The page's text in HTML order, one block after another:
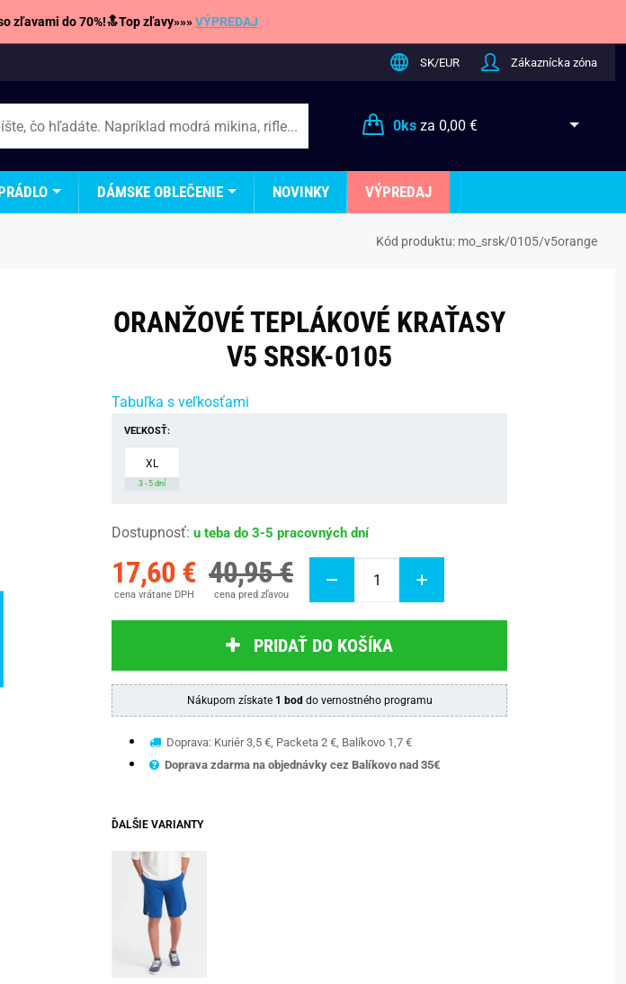
zľavami do 70%!🔝Top zľavy»»»VÝPREDAJ
SK/EUR Zákaznícka zóna
0ksza 0,00 €
DÁMSKE OBLEČENIE NOVINKY VÝPREDAJ
Kód produktu: mo_srsk/0105/v5orange
ORANŽOVÉ TEPLÁKOVÉ KRAŤASY
V5 SRSK-0105
Tabuľka s veľkosťami
VEĽKOSŤ:
XL
3 - 5 dní
Dostupnosť: u teba do 3-5 pracovných dní
17,60 €
cena vrátane DPH
40,95 €
cena pred zľavou
PRIDAŤ DO KOŠÍKA
Nákupom získate 1 bod do vernostného programu
Doprava: Kuriér 3,5 €, Packeta 2 €, Balíkovo 1,7 €
Doprava zdarma na objednávky cez Balíkovo nad 35€
ĎALŠIE VARIANTY